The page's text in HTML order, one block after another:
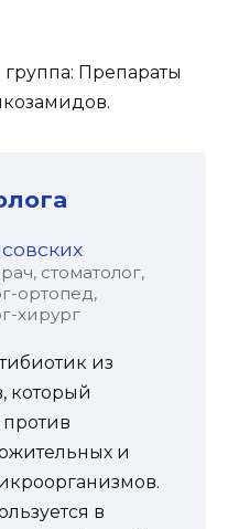
Препараты
стоматолог,
ортопед,
хирург
из
который
против
и
в